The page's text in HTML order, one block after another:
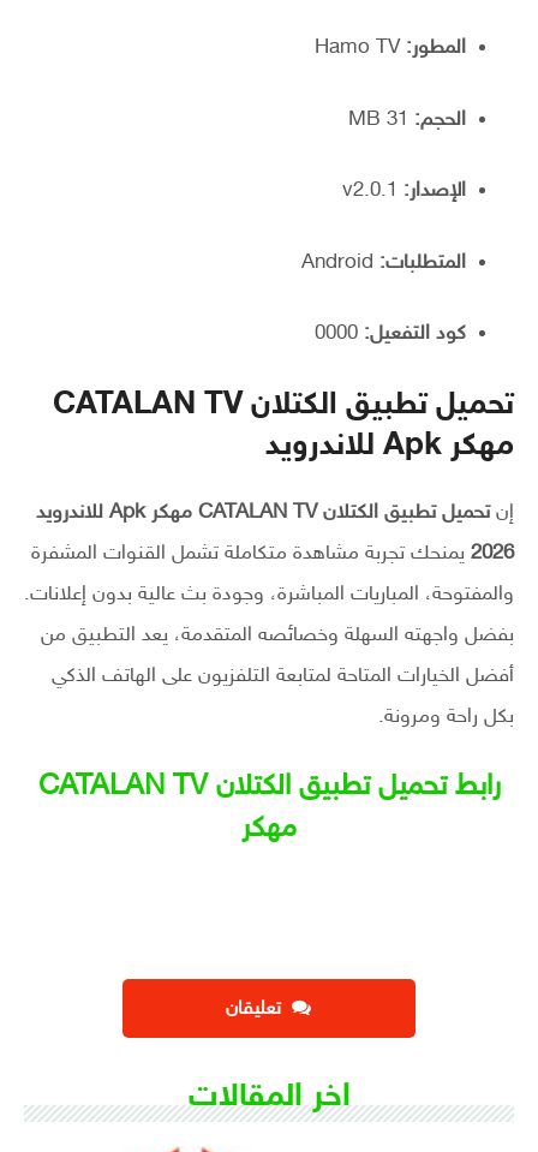
المطور:
الحجم:
الإصدار:
المتطلبات:
كود التفعيل:
تحميل تطبيق الكتلان CATALAN TV
مهكر Apk للاندرويد
إن
تحميل تطبيق الكتلان CATALAN TV مهكر Apk للاندرويد
2026 يمنحك تجربة مشاهدة متكاملة تشمل القنوات المشفرة
والمفتوحة، المباريات المباشرة، وجودة بث عالية بدون إعلانات.
بفضل واجهته السهلة وخصائصه المتقدمة، يعد التطبيق من
أفضل الخيارات المتاحة لمتابعة التلفزيون على الهاتف الذكي
بكل راحة ومرونة.
رابط تحميل تطبيق الكتلان CATALAN TV
مهكر
تعليقان
اخر المقالات